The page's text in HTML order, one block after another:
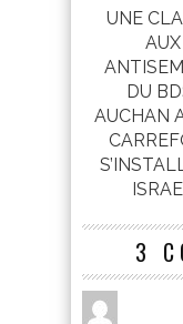
UNE
AUX
DU
AUCHAN
3